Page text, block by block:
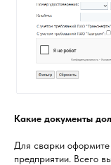
Какие документы
Для сварки оформите
предприятии. Всего